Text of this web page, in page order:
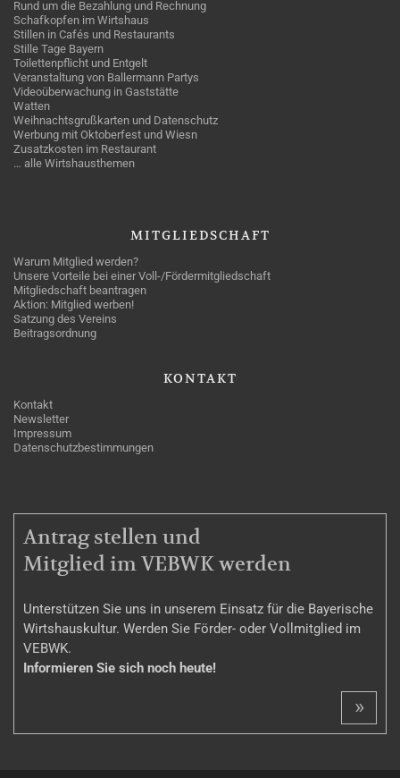
Rund um die Bezahlung und Rechnung
Schafkopfen im Wirtshaus
Stillen in Cafés und Restaurants
Stille Tage Bayern
Toilettenpflicht und Entgelt
Veranstaltung von Ballermann Partys
Videoüberwachung in Gaststätte
Watten
Weihnachtsgrußkarten und Datenschutz
Werbung mit Oktoberfest und Wiesn
Zusatzkosten im Restaurant
… alle Wirtshausthemen
MITGLIEDSCHAFT
Warum Mitglied werden?
Unsere Vorteile bei einer Voll-/Fördermitgliedschaft
Mitgliedschaft beantragen
Aktion: Mitglied werben!
Satzung des Vereins
Beitragsordnung
KONTAKT
Kontakt
Newsletter
Impressum
Datenschutzbestimmungen
MITGLIEDSCHAFT
Antrag stellen und
Mitglied im VEBWK werden
Unterstützen Sie uns in unserem Einsatz für die Bayerische
Wirtshauskultur. Werden Sie Förder- oder Vollmitglied im
VEBWK.
Informieren Sie sich noch heute!
»